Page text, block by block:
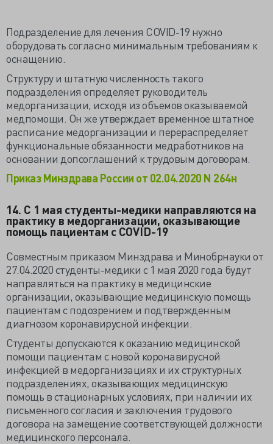
Подразделение для лечения COVID-19 нужно
оборудовать согласно минимальным требованиям к
оснащению.
Структуру и штатную численность такого
подразделения определяет руководитель
медорганизации, исходя из объемов оказываемой
медпомощи. Он же утверждает временное штатное
расписание медорганизации и перераспределяет
функциональные обязанности медработников на
основании допсоглашений к трудовым договорам.
Приказ Минздрава России от 02.04.2020 N 264н
14. С 1 мая студенты-медики направляются на
практику в медорганизации, оказывающие
помощь пациентам с COVID-19
Совместным приказом Минздрава и Минобрнауки от
27.04.2020 студенты-медики с 1 мая 2020 года будут
направляться на практику в медицинские
организации, оказывающие медицинскую помощь
пациентам с подозрением и подтвержденным
диагнозом коронавирусной инфекции.
Студенты допускаются к оказанию медицинской
помощи пациентам с новой коронавирусной
инфекцией в медорганизациях и их структурных
подразделениях, оказывающих медицинскую
помощь в стационарных условиях, при наличии их
письменного согласия и заключения трудового
договора на замещение соответствующей должности
медицинского персонала.